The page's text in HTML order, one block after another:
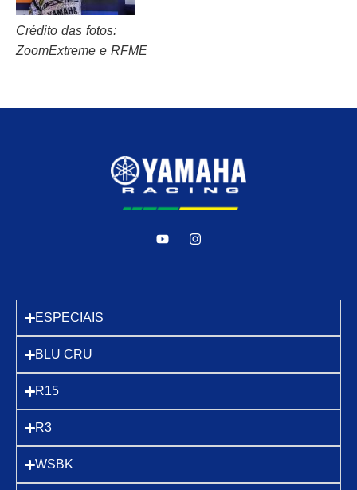
Crédito das fotos:
ZoomExtreme e RFME
ESPECIAIS
BLU CRU
R15
R3
WSBK